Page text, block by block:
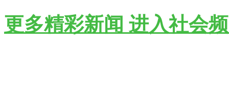
更多精彩新闻 进入社会